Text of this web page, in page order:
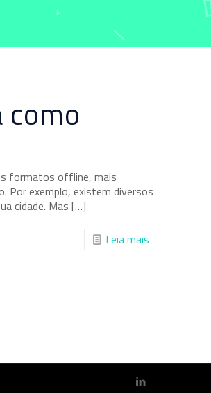
formatos offline, mais
Por exemplo, existem diversos
cidade. Mas […]
Leia mais